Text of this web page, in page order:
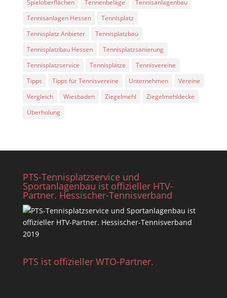
Spieloberflächen
Tennenbeläge
Tennisanlagenbau
Tennisanlagen Hessen
Tennisplatz
Tennisplatz Anbieter
Tennisplatzbau
Tennisplatzbau Hessen
Tennisplatzsanierung
Tennisplatzservice
Tennisplätze
Tennisvereine
Tipps
Tipps für Tennisvereine Unternehmen
Vereine
Vergleich
Wiesbaden Ziegelmehl
Ziegelmehldecke
Überholung
PTS-Tennisplatzservice und
Sportanlagenbau ist offizieller HTV-
Partner. Hessischer-Tennisverband
PTS ist offizieller WTO-Partner.